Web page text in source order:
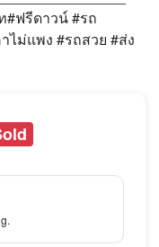
#ฟรีดาวน์ #รถ
ไม่แพง #รถสวย #ส่ง